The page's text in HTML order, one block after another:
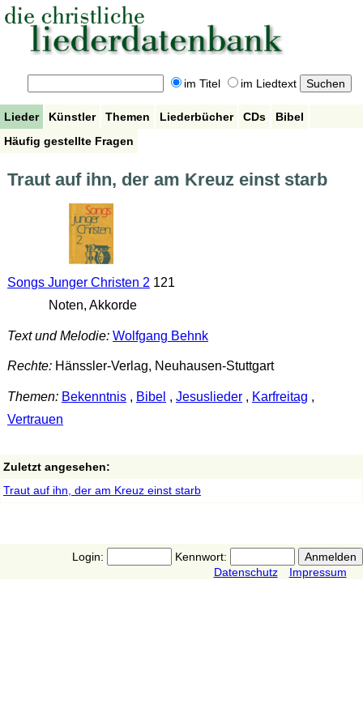
im Titel im Liedtext
Lieder Künstler Themen Liederbücher CDs
Bibel
Häufig gestellte Fragen
Traut auf ihn, der am Kreuz einst starb
Songs Junger Christen 2 121
Noten, Akkorde
Text und Melodie: Wolfgang Behnk
Rechte:Hänssler-Verlag, Neuhausen-Stuttgart
Themen: Bekenntnis, Bibel , Jesuslieder, Karfreitag ,
Vertrauen
Zuletzt angesehen:
Traut auf ihn, der am Kreuz einst starb
Login:
Kennwort:
Datenschutz
Impressum